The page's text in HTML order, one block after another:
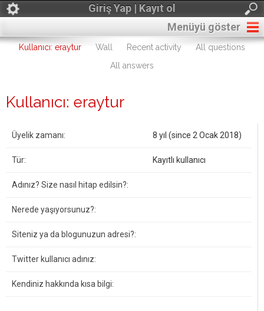
Giriş Yap | Kayıt ol
Menüyü göster
Kullanıcı: eraytur Wall Recent activity
All questions
All answers
Kullanıcı: eraytur
Üyelik zamanı: 8 yıl (since 2 Ocak 2018)
Tür: Kayıtlı kullanıcı
Adınız? Size nasıl hitap edilsin?:
Nerede yaşıyorsunuz?:
Siteniz ya da blogunuzun adresi?:
Twitter kullanıcı adınız:
Kendiniz hakkında kısa bilgi: